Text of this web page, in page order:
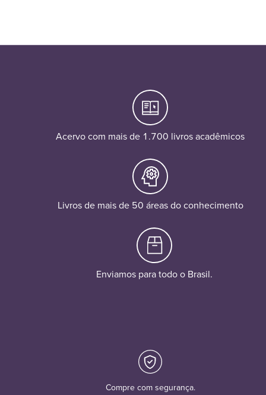
Acervo com mais de 1.700 livros acadêmicos
Livros de mais de 50 áreas do conhecimento
Enviamos para todo o Brasil.
Compre com segurança.